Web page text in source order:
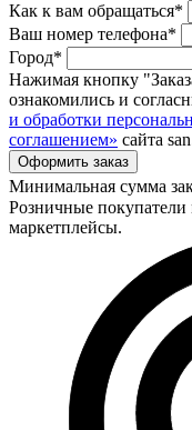
Как к вам обращаться*
Ваш номер телефона*
Город*
Нажимая кнопку
ознакомились и
и обработки
соглашением» сайта
Минимальная сумма
Розничные покупатели
маркетплейсы.